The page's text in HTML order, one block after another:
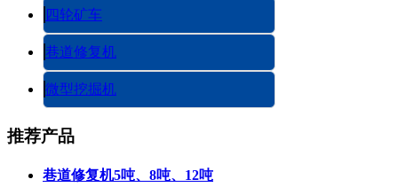
四轮矿车
巷道修复机
微型挖掘机
推荐产品
巷道修复机5吨、8吨、12吨